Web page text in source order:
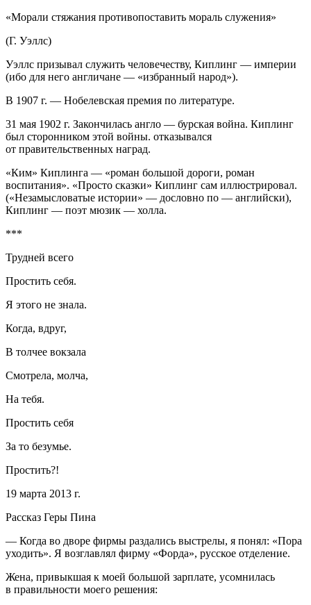
«Морали стяжания противопоставить мораль служения»
(Г. Уэллс)
Уэллс призывал служить человечеству, Киплинг — империи
(ибо для него англичане — «избранный народ»).
В 1907 г. — Нобелевская премия по литературе.
31 мая 1902 г. Закончилась англо — бурская война. Киплинг
был сторонником этой войны. отказывался
от правительственных наград.
«Ким» Киплинга — «роман большой дороги, роман
воспитания». «Просто сказки» Киплинг сам иллюстрировал.
(«Незамысловатые истории» — дословно по — английски),
Киплинг — поэт мюзик — холла.
***
Трудней всего
Простить себя.
Я этого не знала.
Когда, вдруг,
В толчее вокзала
Смотрела, молча,
На тебя.
Простить себя
За то безумье.
Простить?!
19 марта 2013 г.
Рассказ Геры Пина
— Когда во дворе фирмы раздались выстрелы, я понял: «Пора
уходить». Я возглавлял фирму «Форда», русское отделение.
Жена, привыкшая к моей большой зарплате, усомнилась
в правильности моего решения: